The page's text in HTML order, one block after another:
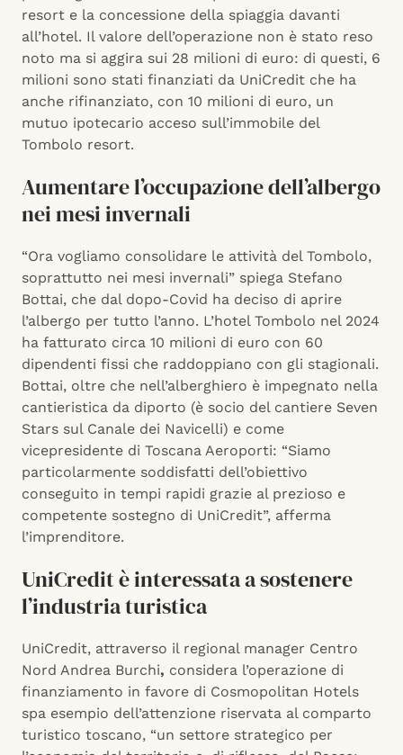
resort e la concessione della spiaggia davanti
all’hotel. Il valore dell’operazione non è stato reso
noto ma si aggira sui 28 milioni di euro: di questi, 6
milioni sono stati finanziati da UniCredit che ha
anche rifinanziato, con 10 milioni di euro, un
mutuo ipotecario acceso sull’immobile del
Tombolo resort.
Aumentare l’occupazione dell’albergo
nei mesi invernali
“Ora vogliamo consolidare le attività del Tombolo,
soprattutto nei mesi invernali” spiega Stefano
Bottai, che dal dopo-Covid ha deciso di aprire
l’albergo per tutto l’anno. L’hotel Tombolo nel 2024
ha fatturato circa 10 milioni di euro con 60
dipendenti fissi che raddoppiano con gli stagionali.
Bottai, oltre che nell’alberghiero è impegnato nella
cantieristica da diporto (è socio del cantiere Seven
Stars sul Canale dei Navicelli) e come
vicepresidente di Toscana Aeroporti: “Siamo
particolarmente soddisfatti dell’obiettivo
conseguito in tempi rapidi grazie al prezioso e
competente sostegno di UniCredit”, afferma
l’imprenditore.
UniCredit è interessata a sostenere
l’industria turistica
UniCredit, attraverso il regional manager Centro
Nord Andrea Burchi, considera l’operazione di
finanziamento in favore di Cosmopolitan Hotels
spa esempio dell’attenzione riservata al comparto
turistico toscano, “un settore strategico per